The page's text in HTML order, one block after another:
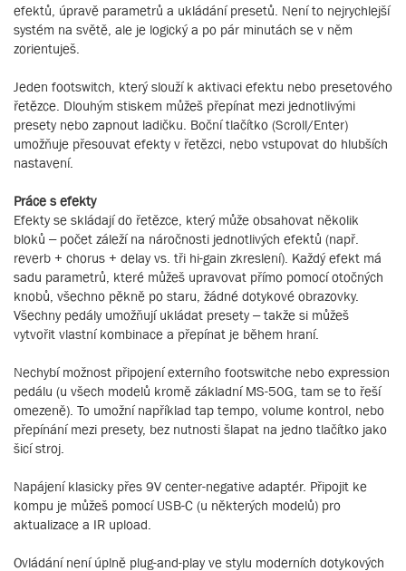
efektů, úpravě parametrů a ukládání presetů. Není to nejrychlejší
systém na světě, ale je logický a po pár minutách se v něm
zorientuješ.
Jeden footswitch, který slouží k aktivaci efektu nebo presetového
řetězce. Dlouhým stiskem můžeš přepínat mezi jednotlivými
presety nebo zapnout ladičku. Boční tlačítko (Scroll/Enter)
umožňuje přesouvat efekty v řetězci, nebo vstupovat do hlubších
nastavení.
Práce s efekty
Efekty se skládají do řetězce, který může obsahovat několik
bloků – počet záleží na náročnosti jednotlivých efektů (např.
reverb + chorus + delay vs. tři hi-gain zkreslení). Každý efekt má
sadu parametrů, které můžeš upravovat přímo pomocí otočných
knobů, všechno pěkně po staru, žádné dotykové obrazovky.
Všechny pedály umožňují ukládat presety – takže si můžeš
vytvořit vlastní kombinace a přepínat je během hraní.
Nechybí možnost připojení externího footswitche nebo expression
pedálu (u všech modelů kromě základní MS-50G, tam se to řeší
omezeně). To umožní například tap tempo, volume kontrol, nebo
přepínání mezi presety, bez nutnosti šlapat na jedno tlačítko jako
šicí stroj.
Napájení klasicky přes 9V center-negative adaptér. Připojit ke
kompu je můžeš pomocí USB-C (u některých modelů) pro
aktualizace a IR upload.
Ovládání není úplně plug-and-play ve stylu moderních dotykových